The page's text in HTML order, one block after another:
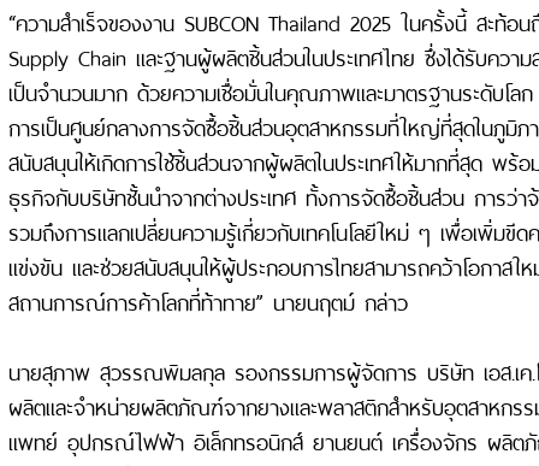
“ความสำเร็จของงาน SUBCON Thailand 2025 ในครั้งนี้ สะท้อ
Supply Chain และฐานผู้ผลิตชิ้นส่วนในประเทศไทย ซึ่งได้รับควา
เป็นจำนวนมาก ด้วยความเชื่อมั่นในคุณภาพและมาตรฐานระดับโล
การเป็นศูนย์กลางการจัดซื้อชิ้นส่วนอุตสาหกรรมที่ใหญ่ที่สุดในภูมิภ
สนับสนุนให้เกิดการใช้ชิ้นส่วนจากผู้ผลิตในประเทศให้มากที่สุด พร้อ
ธุรกิจกับบริษัทชั้นนำจากต่างประเทศ ทั้งการจัดซื้อชิ้นส่วน การว่
รวมถึงการแลกเปลี่ยนความรู้เกี่ยวกับเทคโนโลยีใหม่ ๆ เพื่อเพิ่มขีด
แข่งขัน และช่วยสนับสนุนให้ผู้ประกอบการไทยสามารถคว้าโอกาสใ
สถานการณ์การค้าโลกที่ท้าทาย” นายนฤตม์ กล่าว
นายสุภาพ สุวรรณพิมลกุล รองกรรมการผู้จัดการ บริษัท เอส.เ
ผลิตและจำหน่ายผลิตภัณฑ์จากยางและพลาสติกสำหรับอุตสาหกร
แพทย์ อุปกรณ์ไฟฟ้า อิเล็กทรอนิกส์ ยานยนต์ เครื่องจักร ผลิตภั